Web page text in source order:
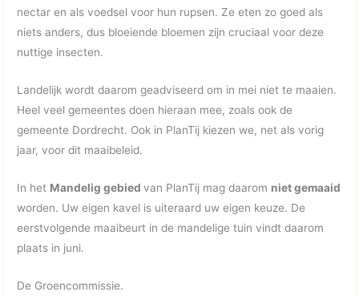
nectar en als voedsel voor hun rupsen. Ze eten zo goed als
niets anders, dus bloeiende bloemen zijn cruciaal voor deze
nuttige insecten.
Landelijk wordt daarom geadviseerd om in mei niet te maaien.
Heel veel gemeentes doen hieraan mee, zoals ook de
gemeente Dordrecht. Ook in PlanTij kiezen we, net als vorig
jaar, voor dit maaibeleid.
In het Mandelig gebiedvan PlanTij mag daarom niet gemaaid
worden. Uw eigen kavel is uiteraard uw eigen keuze. De
eerstvolgende maaibeurt in de mandelige tuin vindt daarom
plaats in juni.
De Groencommissie.